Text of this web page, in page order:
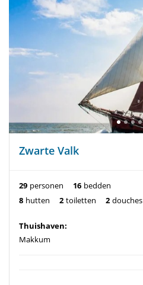
Zwarte Valk
29 personen 16 bedden
8 hutten 2 toiletten 2 douches
Thuishaven:
Makkum